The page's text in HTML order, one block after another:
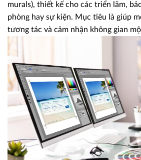
murals), thiết kế cho các triển lãm,
phòng hay sự kiện. Mục tiêu là giúp
tương tác và cảm nhận không gian